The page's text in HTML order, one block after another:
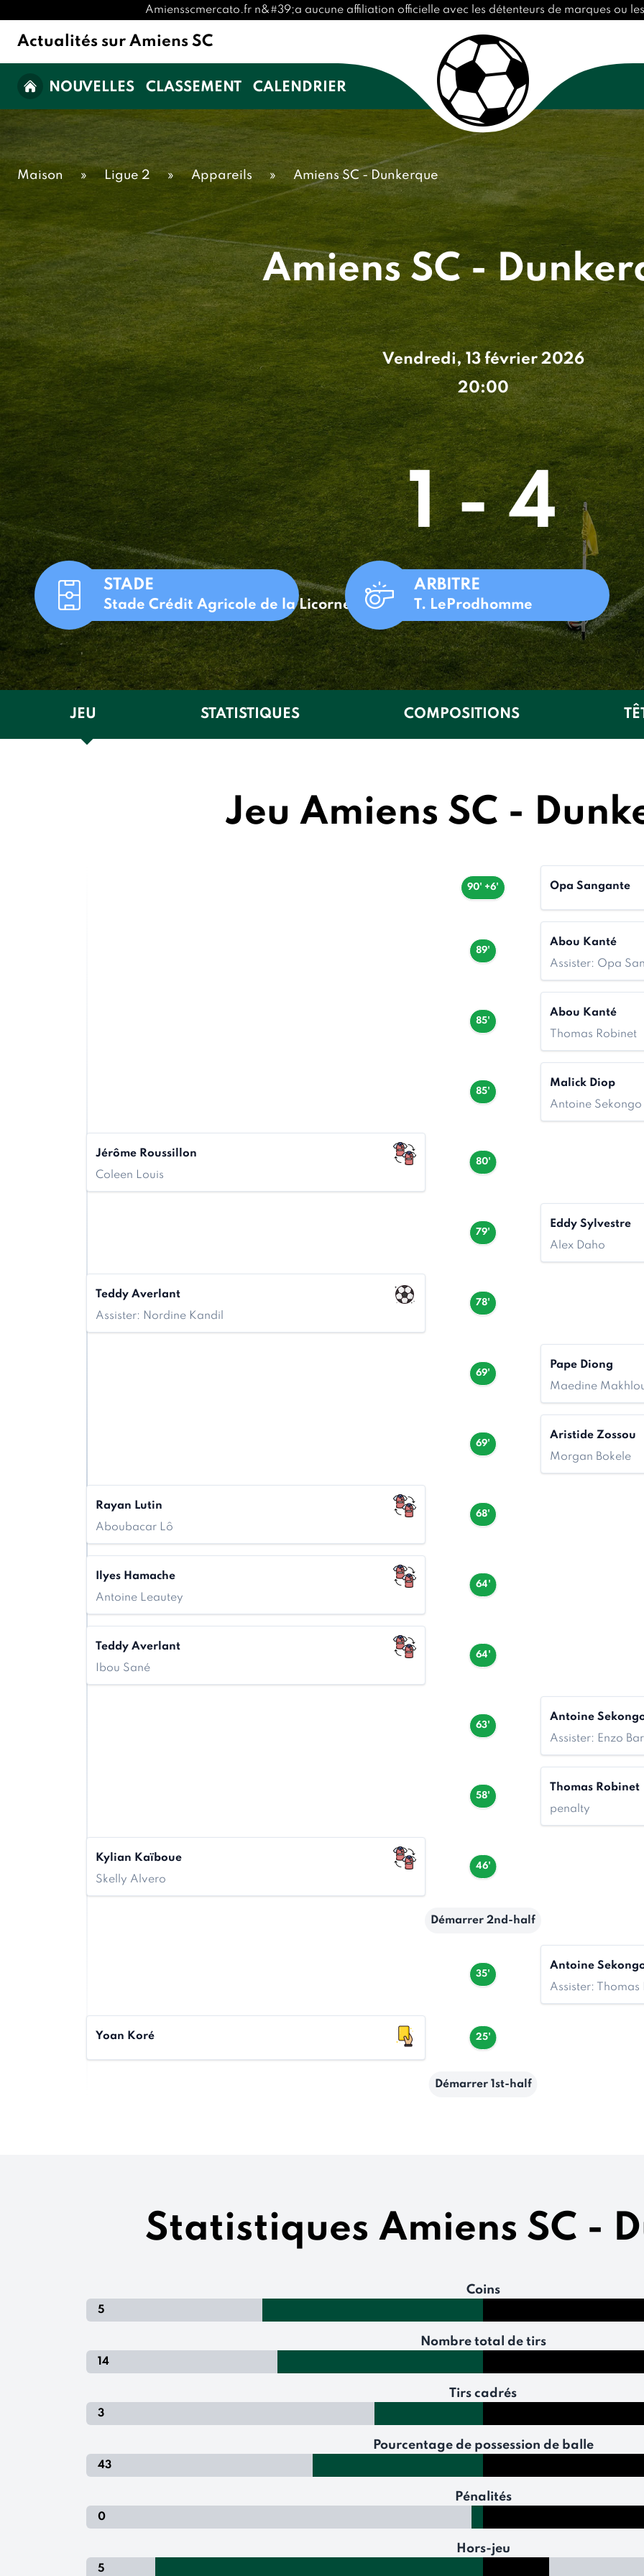
Amiensscmercato.fr n&#39;a aucune affiliation officielle avec les détenteurs de marques ou
Actualités sur Amiens SC
NOUVELLES CLASSEMENT CALENDRIER
Maison » Ligue 2 » Appareils » Amiens SC - Dunkerque
Amiens SC -
Vendredi, 13 février 2026
20:00
1 - 4
STADE
Stade Crédit Agricole de la Licorne
ARBITRE
T. LeProdhomme
JEU STATISTIQUES COMPOSITIONS
Jeu Amiens SC -
90' +6' Opa Sangante
89'
Abou Kanté
Assister: Opa
85'
Abou Kanté
Thomas Robinet
85'
Malick Diop
Antoine Sekongo
80'
Jérôme Roussillon
Coleen Louis
79'
Eddy Sylvestre
Alex Daho
78'
Teddy Averlant
Assister: Nordine Kandil
69'
Pape Diong
Maedine
69'
Aristide Zossou
Morgan Bokele
68'
Rayan Lutin
Aboubacar Lô
64'
Ilyes Hamache
Antoine Leautey
64'
Teddy Averlant
Ibou Sané
63'
Antoine
Assister: Enzo
58'
Thomas Robinet
penalty
46'
Kylian Kaïboue
Skelly Alvero
Démarrer 2nd-half
35'
Antoine
Assister: Thomas
25'
Yoan Koré
Démarrer 1st-half
Statistiques Amiens SC -
Coins
5
Nombre total de tirs
14
Tirs cadrés
3
Pourcentage de possession de balle
43
Pénalités
0
Hors-jeu
5